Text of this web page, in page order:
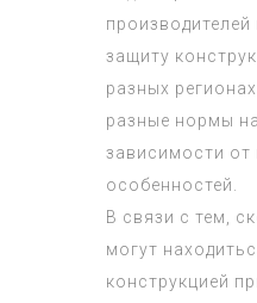
производителей
защиту
разных
разные нормы
зависимости от
особенностей.
В связи с тем,
могут
конструкцией